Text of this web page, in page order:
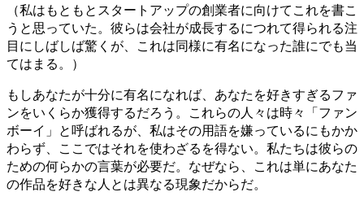
（私はもともとスタートアップの創業者に向けてこれを書こ
うと思っていた。彼らは会社が成長するにつれて得られる注
目にしばしば驚くが、これは同様に有名になった誰にでも当
てはまる。）
もしあなたが十分に有名になれば、あなたを好きすぎるファ
ンをいくらか獲得するだろう。これらの人々は時々「ファン
ボーイ」と呼ばれるが、私はその用語を嫌っているにもかか
わらず、ここではそれを使わざるを得ない。私たちは彼らの
ための何らかの言葉が必要だ。なぜなら、これは単にあなた
の作品を好きな人とは異なる現象だからだ。